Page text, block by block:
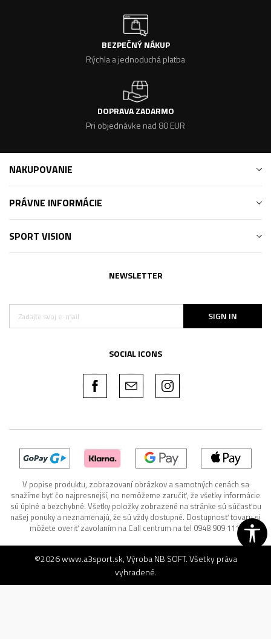
BEZPEČNÝ NÁKUP
Rýchla a jednoduchá platba
DOPRAVA ZADARMO
Pri objednávke nad 80 EUR
NAKUPOVANIE
PRÁVNE INFORMÁCIE
SPORT VISION
NEWSLETTER
SIGN IN
SOCIAL ICONS
V popise produktu, zobrazovaní obrázkov a samotných cenách sa
snažíme byť čo najpresnejší, no nemôžeme zaručiť, že všetky informácie
sú úplné a bezchybné. Všetky položky zobrazené na stránke sú súčasťou
našej ponuky a neznamenajú, že sú vždy dostupné. Dostupnosť tovaru si
môžete overiť zavolaním na Call centrum na tel 0948 909 111.
©2026www.a3sport.sk, VýrobaNB SOFT. Všetky práva
vyhradené.